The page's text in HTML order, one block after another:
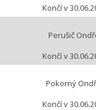
Končí v
Perušič
Končí v
Pokorný
Končí v